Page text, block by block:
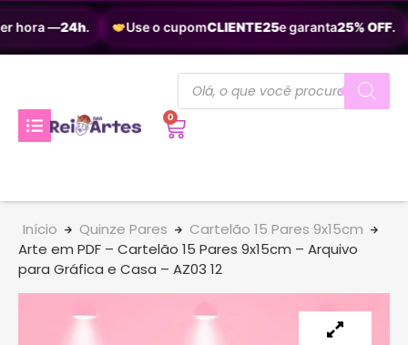
hora —24h. Use o cupomCLIENTE25e garanta25% OFF.
0
Início Quinze Pares
Cartelão 15 Pares 9x15cm
Arte em PDF – Cartelão 15 Pares 9x15cm – Arquivo
para Gráfica e Casa – AZ03 12